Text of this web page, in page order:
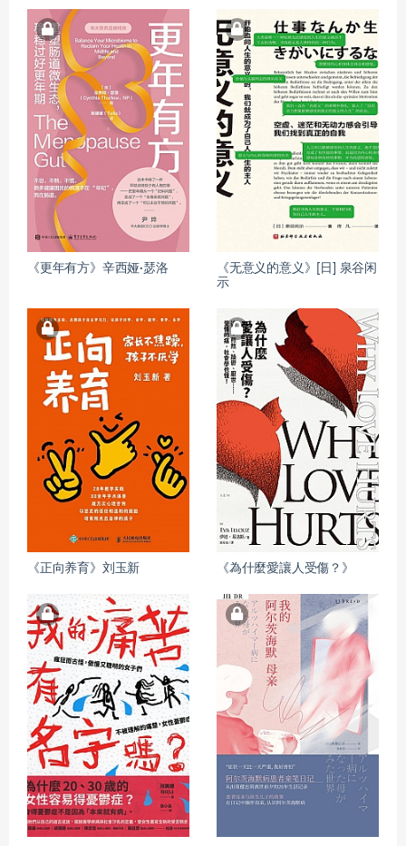
《更年有方》辛西娅·瑟洛
《无意义的意义》[日] 泉谷闲
示
《正向养育》刘玉新 《為什麼愛讓人受傷？》